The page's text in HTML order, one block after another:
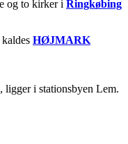
og to kirker i Ringkøbing
HØJMARK
ligger i stationsbyen Lem.